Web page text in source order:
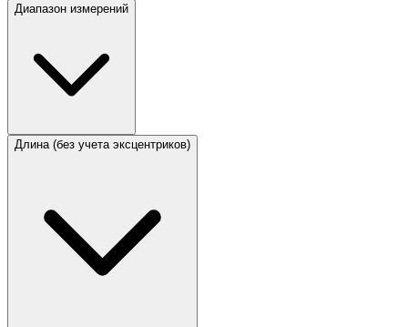
Диапазон измерений
Длина (без учета эксцентриков)